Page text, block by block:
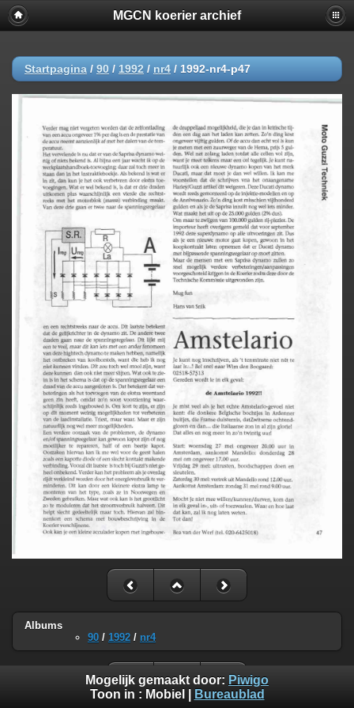
MGCN koerier archief
Startpagina / 90 / 1992 / nr4 / 1992-nr4-p47
Albums
90 / 1992 / nr4
Mogelijk gemaakt door: Piwigo
Toon in : Mobiel Bureaublad